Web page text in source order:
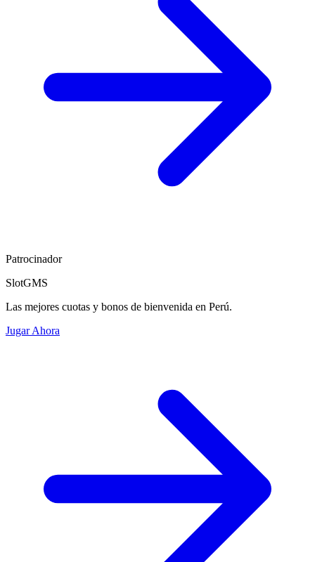
Patrocinador
SlotGMS
Las mejores cuotas y bonos de bienvenida en Perú.
Jugar Ahora